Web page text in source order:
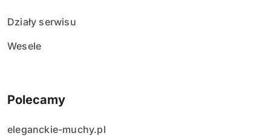
Działy serwisu
Wesele
Polecamy
eleganckie-muchy.pl